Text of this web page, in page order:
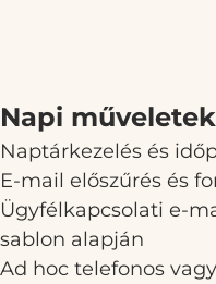
Napi
Naptárkezelés és
E-mail előszűrés és
Ügyfélkapcsolati e-
sablon alapján
Ad hoc telefonos